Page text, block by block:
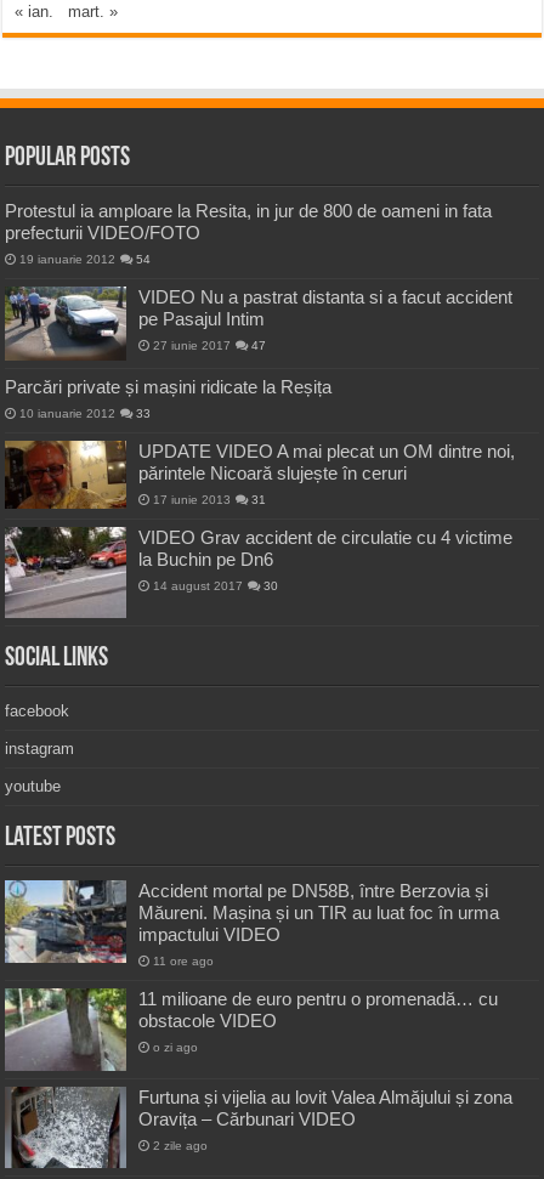
« ian.
mart. »
Popular Posts
Protestul ia amploare la Resita, in jur de 800 de oameni in fata
prefecturii VIDEO/FOTO
19 ianuarie 2012 54
VIDEO Nu a pastrat distanta si a facut accident
pe Pasajul Intim
27 iunie 2017 47
Parcări private și mașini ridicate la Reșița
10 ianuarie 2012 33
UPDATE VIDEO A mai plecat un OM dintre noi,
părintele Nicoară slujește în ceruri
17 iunie 2013 31
VIDEO Grav accident de circulatie cu 4 victime
la Buchin pe Dn6
14 august 2017 30
Social Links
facebook
instagram
youtube
Latest Posts
Accident mortal pe DN58B, între Berzovia și
Măureni. Mașina și un TIR au luat foc în urma
impactului VIDEO
11 ore ago
11 milioane de euro pentru o promenadă… cu
obstacole VIDEO
o zi ago
Furtuna și vijelia au lovit Valea Almăjului și zona
Oravița – Cărbunari VIDEO
2 zile ago